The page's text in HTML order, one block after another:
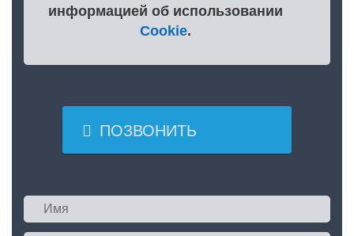
информацией об использовании
Cookie.
 ПОЗВОНИТЬ